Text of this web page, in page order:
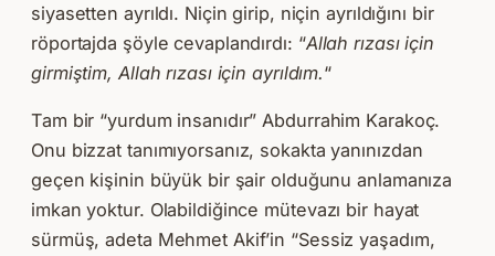
siyasetten ayrıldı. Niçin girip, niçin ayrıldığını bir
röportajda şöyle cevaplandırdı: “Allah rızası için
girmiştim, Allah rızası için ayrıldım.“
Tam bir “yurdum insanıdır” Abdurrahim Karakoç.
Onu bizzat tanımıyorsanız, sokakta yanınızdan
geçen kişinin büyük bir şair olduğunu anlamanıza
imkan yoktur. Olabildiğince mütevazı bir hayat
sürmüş, adeta Mehmet Akif’in “Sessiz yaşadım,